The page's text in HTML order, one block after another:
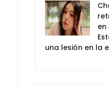
una lesión en la